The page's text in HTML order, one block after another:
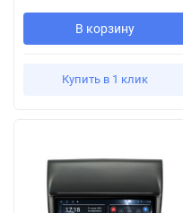
В корзину
Купить в 1 клик